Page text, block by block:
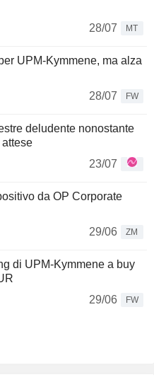
28/07
MT
UPM-Kymmene, ma alza
28/07
FW
deludente nonostante
23/07
da OP Corporate
29/06
ZM
di UPM-Kymmene a buy
29/06
FW